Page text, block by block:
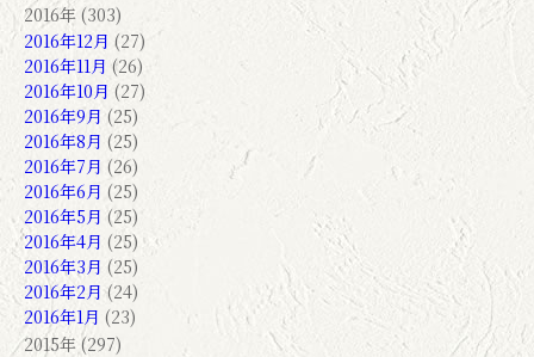
2016年 (303)
2016年12月 (27)
2016年11月 (26)
2016年10月 (27)
2016年9月 (25)
2016年8月 (25)
2016年7月 (26)
2016年6月 (25)
2016年5月 (25)
2016年4月 (25)
2016年3月 (25)
2016年2月 (24)
2016年1月 (23)
2015年 (297)